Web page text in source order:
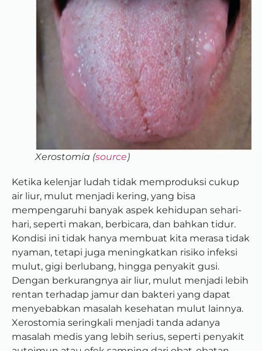
Xerostomia (source)
Ketika kelenjar ludah tidak memproduksi cukup
air liur, mulut menjadi kering, yang bisa
mempengaruhi banyak aspek kehidupan sehari-
hari, seperti makan, berbicara, dan bahkan tidur.
Kondisi ini tidak hanya membuat kita merasa tidak
nyaman, tetapi juga meningkatkan risiko infeksi
mulut, gigi berlubang, hingga penyakit gusi.
Dengan berkurangnya air liur, mulut menjadi lebih
rentan terhadap jamur dan bakteri yang dapat
menyebabkan masalah kesehatan mulut lainnya.
Xerostomia seringkali menjadi tanda adanya
masalah medis yang lebih serius, seperti penyakit